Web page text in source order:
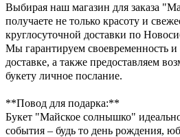
Выбирая наш магазин для заказа
получаете не только красоту и
круглосуточной доставки по
Мы гарантируем своевременность и
доставке, а также предоставляем
букету личное послание.
**Повод для подарка:**
Букет "Майское солнышко"
события – будь то день рождения,